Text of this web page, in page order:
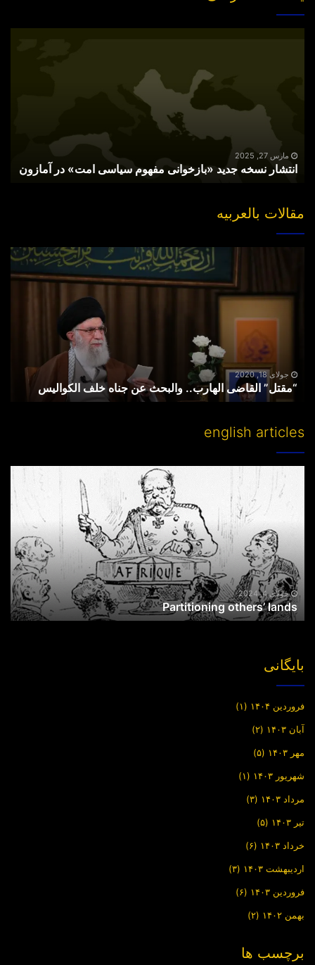
آمازونمارس 27, 2025
انتشار نسخه جدید «بازخوانی مفهوم سیاسی امت» در آمازون
مقالات بالعربیه
والبحث
جولای 18, 2020
“مقتل” القاضی الهارب.. والبحث عن جناه خلف الکوالیس
english articles
others’
جولای 4, 2024
Partitioning others’ lands
بایگانی
فروردین ۱۴۰۴ (۱)
آبان ۱۴۰۳ (۲)
مهر ۱۴۰۳ (۵)
شهریور ۱۴۰۳ (۱)
مرداد ۱۴۰۳ (۳)
تیر ۱۴۰۳ (۵)
خرداد ۱۴۰۳ (۶)
اردیبهشت ۱۴۰۳ (۳)
فروردین ۱۴۰۳ (۶)
بهمن ۱۴۰۲ (۲)
برچسب ها